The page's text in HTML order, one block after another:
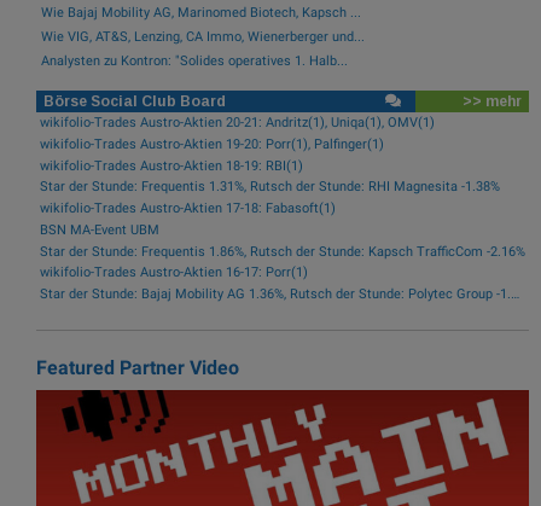
Wie Bajaj Mobility AG, Marinomed Biotech, Kapsch ...
Wie VIG, AT&S, Lenzing, CA Immo, Wienerberger und...
Analysten zu Kontron: "Solides operatives 1. Halb...
Börse Social Club Board >> mehr
wikifolio-Trades Austro-Aktien 20-21: Andritz(1), Uniqa(1), OMV(1)
wikifolio-Trades Austro-Aktien 19-20: Porr(1), Palfinger(1)
wikifolio-Trades Austro-Aktien 18-19: RBI(1)
Star der Stunde: Frequentis 1.31%, Rutsch der Stunde: RHI Magnesita -1.38%
wikifolio-Trades Austro-Aktien 17-18: Fabasoft(1)
BSN MA-Event UBM
Star der Stunde: Frequentis 1.86%, Rutsch der Stunde: Kapsch TrafficCom -2.16%
wikifolio-Trades Austro-Aktien 16-17: Porr(1)
Star der Stunde: Bajaj Mobility AG 1.36%, Rutsch der Stunde: Polytec Group -1.81%
Featured Partner Video